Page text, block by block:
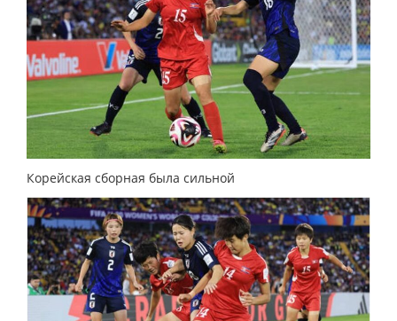
Корейская сборная была сильной